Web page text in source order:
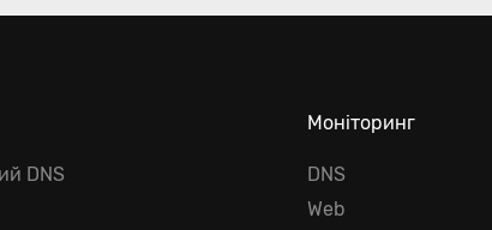
DNS
Моніторинг
DNS
Web